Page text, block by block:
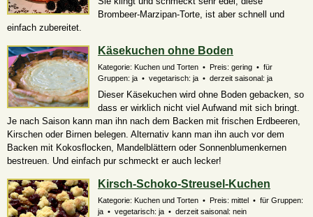
Brombeer-Marzipan-Torte, ist aber schnell und
einfach zubereitet.
Käsekuchen ohne Boden
Kategorie: Kuchen und Torten • Preis: gering • für
Gruppen: ja • vegetarisch: ja • derzeit saisonal: ja
Dieser Käsekuchen wird ohne Boden gebacken, so
dass er wirklich nicht viel Aufwand mit sich bringt.
Je nach Saison kann man ihn nach dem Backen mit frischen Erdbeeren,
Kirschen oder Birnen belegen. Alternativ kann man ihn auch vor dem
Backen mit Kokosflocken, Mandelblättern oder Sonnenblumenkernen
bestreuen. Und einfach pur schmeckt er auch lecker!
Kirsch-Schoko-Streusel-Kuchen
Kategorie: Kuchen und Torten • Preis: mittel • für Gruppen:
ja • vegetarisch: ja • derzeit saisonal: nein